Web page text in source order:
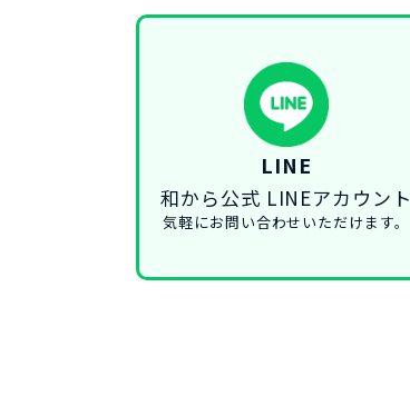
LINE
和から公式 LINEアカウント
気軽にお問い合わせいただけます。